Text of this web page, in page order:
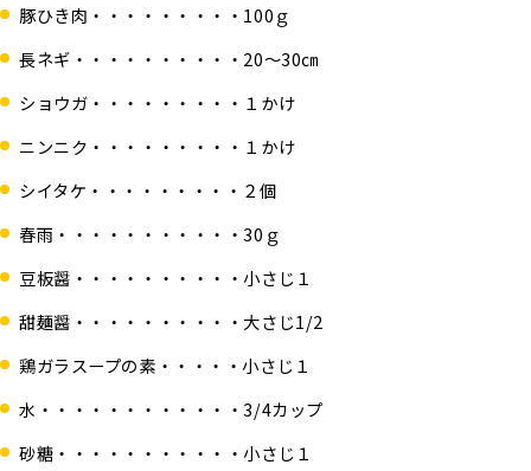
豚ひき肉・・・・・・・・・100ｇ
長ネギ・・・・・・・・・・20～30㎝
ショウガ・・・・・・・・・１かけ
ニンニク・・・・・・・・・１かけ
シイタケ・・・・・・・・・２個
春雨・・・・・・・・・・・30ｇ
豆板醤・・・・・・・・・・小さじ１
甜麺醤・・・・・・・・・・大さじ1/2
鶏ガラスープの素・・・・・小さじ１
水・・・・・・・・・・・・3/4カップ
砂糖・・・・・・・・・・・小さじ１